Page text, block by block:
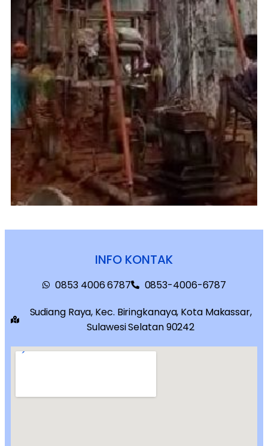
INFO KONTAK
0853 4006 6787
0853-4006-6787
Sudiang Raya, Kec. Biringkanaya, Kota Makassar,
Sulawesi Selatan 90242